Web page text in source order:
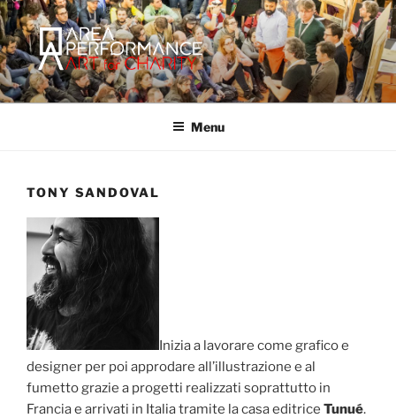
Salta
al
contenuto
AREA PERFORMANCE
Sito ufficiale della Onlus Area Performance.
Menu
TONY SANDOVAL
Inizia a lavorare come grafico e
designer per poi approdare all’illustrazione e al
fumetto grazie a progetti realizzati soprattutto in
Francia e arrivati in Italia tramite la casa editrice Tunué.